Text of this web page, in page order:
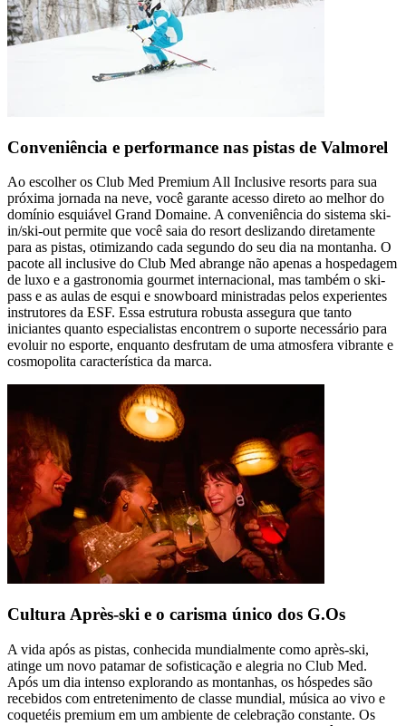
Conveniência e performance nas pistas de Valmorel
Ao escolher os Club Med Premium All Inclusive resorts para sua
próxima jornada na neve, você garante acesso direto ao melhor do
domínio esquiável Grand Domaine. A conveniência do sistema ski-
in/ski-out permite que você saia do resort deslizando diretamente
para as pistas, otimizando cada segundo do seu dia na montanha. O
pacote all inclusive do Club Med abrange não apenas a hospedagem
de luxo e a gastronomia gourmet internacional, mas também o ski-
pass e as aulas de esqui e snowboard ministradas pelos experientes
instrutores da ESF. Essa estrutura robusta assegura que tanto
iniciantes quanto especialistas encontrem o suporte necessário para
evoluir no esporte, enquanto desfrutam de uma atmosfera vibrante e
cosmopolita característica da marca.
Cultura Après-ski e o carisma único dos G.Os
A vida após as pistas, conhecida mundialmente como après-ski,
atinge um novo patamar de sofisticação e alegria no Club Med.
Após um dia intenso explorando as montanhas, os hóspedes são
recebidos com entretenimento de classe mundial, música ao vivo e
coquetéis premium em um ambiente de celebração constante. Os